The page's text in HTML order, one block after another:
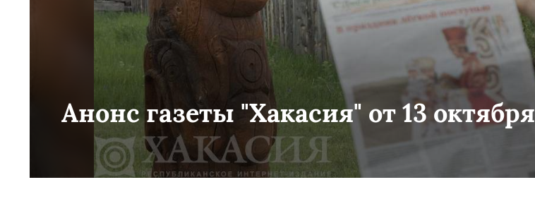
Анонс газеты "Хакасия" от 13 октября